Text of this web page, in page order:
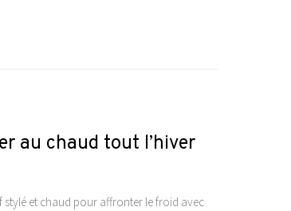
au chaud tout l’hiver
et chaud pour affronter le froid avec